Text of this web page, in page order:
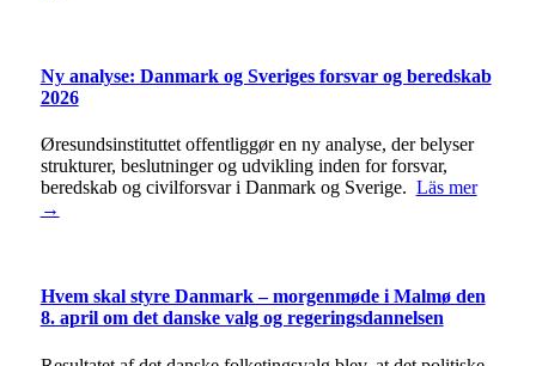
Ny analyse: Danmark og Sveriges forsvar og beredskab
2026
Øresundsinstituttet offentliggør en ny analyse, der belyser
strukturer, beslutninger og udvikling inden for forsvar,
beredskab og civilforsvar i Danmark og Sverige. Läs mer
→
Hvem skal styre Danmark – morgenmøde i Malmø den
8. april om det danske valg og regeringsdannelsen